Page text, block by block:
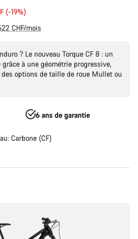
(-19%)
CHF/mois
? Le nouveau Torque CF 8 : un
à une géométrie progressive,
options de taille de roue Mullet ou
6 ans de garantie
Carbone (CF)